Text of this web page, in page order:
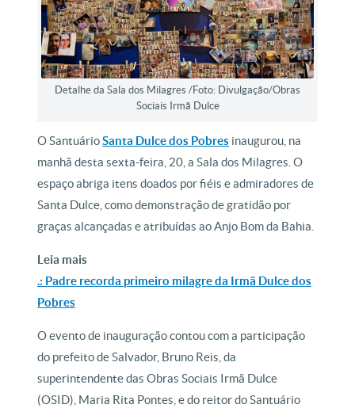
Detalhe da Sala dos Milagres /Foto: Divulgação/Obras
Sociais Irmã Dulce
O SantuárioSanta Dulce dos Pobres inaugurou, na
manhã desta sexta-feira, 20, a Sala dos Milagres. O
espaço abriga itens doados por fiéis e admiradores de
Santa Dulce, como demonstração de gratidão por
graças alcançadas e atribuídas ao Anjo Bom da Bahia.
Leia mais
.: Padre recorda primeiro milagre da Irmã Dulce dos
Pobres
O evento de inauguração contou com a participação
do prefeito de Salvador, Bruno Reis, da
superintendente das Obras Sociais Irmã Dulce
(OSID), Maria Rita Pontes, e do reitor do Santuário